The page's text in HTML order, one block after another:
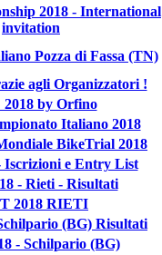
2018 - International
invitation
Pozza di Fassa (TN)
agli Organizzatori !
by Orfino
Italiano 2018
BikeTrial 2018
Iscrizioni e Entry List
- Rieti - Risultati
2018 RIETI
(BG) Risultati
- Schilpario (BG)